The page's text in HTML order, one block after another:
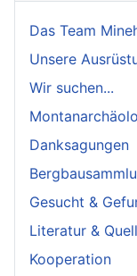
Das Team
Unsere
Wir suchen...
Danksagungen
Gesucht &
Literatur &
Kooperation